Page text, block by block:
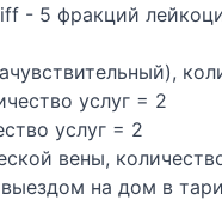
- 5 фракций
услуг = 2
услуг = 2
вены,
выездом на дом в